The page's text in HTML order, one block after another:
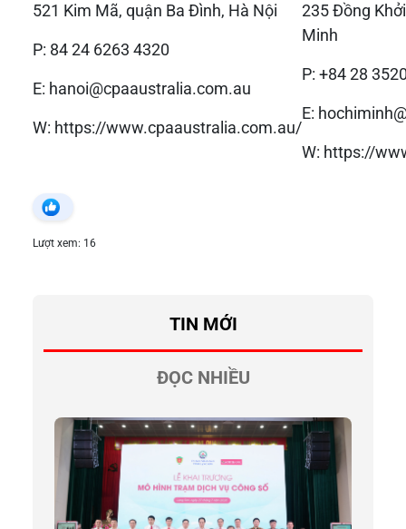
521 Kim Mã, quận Ba Đình, Hà Nội
P: 84 24 6263 4320
E: hanoi@cpaaustralia.com.au
W: https://www.cpaaustralia.com.au/
235 Đồng
Minh
P: +84 28
E:
W: https://
Lượt xem: 16
TIN MỚI
ĐỌC NHIỀU